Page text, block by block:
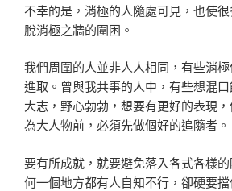
不幸的是，消極的人隨處可見，也使
脫消極之牆的圍困。
我們周圍的人並非人人相同，有些消
進取。曾與我共事的人中，有些想混
大志，野心勃勃，想要有更好的表現
為大人物前，必須先做個好的追隨者。
要有所成就，就要避免落入各式各樣
何一個地方都有人自知不行，卻硬要